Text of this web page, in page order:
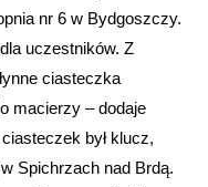
nr 6 w Bydgoszczy.
uczestników. Z
ciasteczka
macierzy – dodaje
był klucz,
Spichrzach nad Brdą.